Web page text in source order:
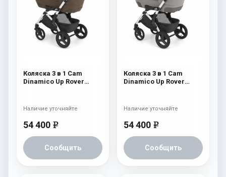
Коляска 3 в 1 Cam
Dinamico Up Rover
54 400 e
Сообщить
Наличие уточняйте
Коляска 3 в 1 Cam
Dinamico Up Rover
54 400 e
Сообщить
Наличие уточняйте